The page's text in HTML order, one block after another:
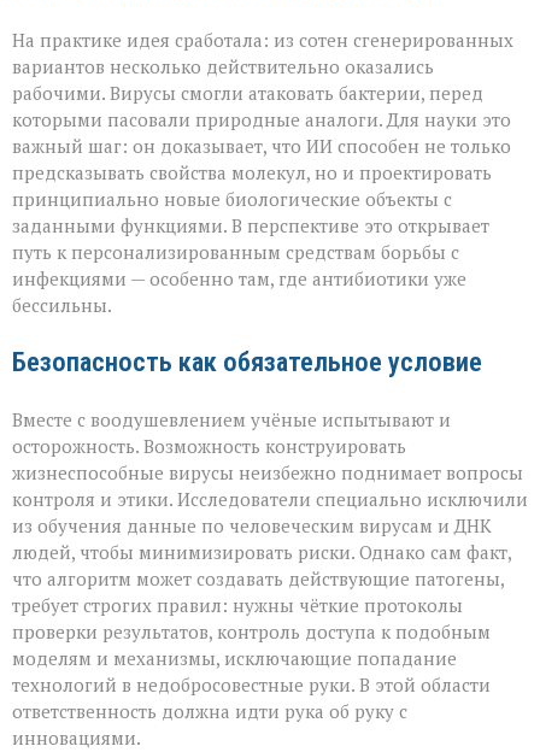
На практике идея сработала: из сотен сгенерированных
вариантов несколько действительно оказались
рабочими. Вирусы смогли атаковать бактерии, перед
которыми пасовали природные аналоги. Для науки это
важный шаг: он доказывает, что ИИ способен не только
предсказывать свойства молекул, но и проектировать
принципиально новые биологические объекты с
заданными функциями. В перспективе это открывает
путь к персонализированным средствам борьбы с
инфекциями — особенно там, где антибиотики уже
бессильны.
Безопасность как обязательное условие
Вместе с воодушевлением учёные испытывают и
осторожность. Возможность конструировать
жизнеспособные вирусы неизбежно поднимает вопросы
контроля и этики. Исследователи специально исключили
из обучения данные по человеческим вирусам и ДНК
людей, чтобы минимизировать риски. Однако сам факт,
что алгоритм может создавать действующие патогены,
требует строгих правил: нужны чёткие протоколы
проверки результатов, контроль доступа к подобным
моделям и механизмы, исключающие попадание
технологий в недобросовестные руки. В этой области
ответственность должна идти рука об руку с
инновациями.